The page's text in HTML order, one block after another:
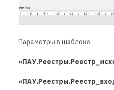
Параметры в шаблоне: